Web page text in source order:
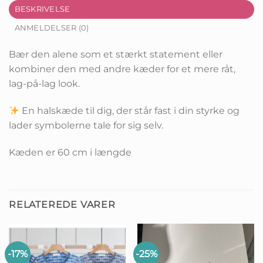
BESKRIVELSE
ANMELDELSER (0)
Bær den alene som et stærkt statement eller
kombiner den med andre kæder for et mere råt,
lag-på-lag look.
En halskæde til dig, der står fast i din styrke og
lader symbolerne tale for sig selv.
Kæden er 60 cm i længde
RELATEREDE VARER
-17% -25%